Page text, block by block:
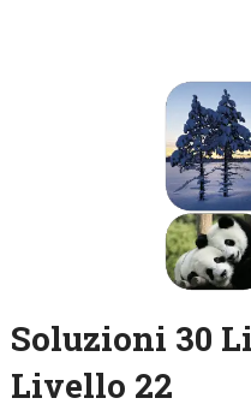
Soluzioni 30
Livello 22